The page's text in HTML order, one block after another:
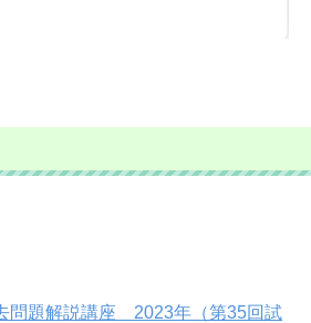
問題解説講座 2023年（第35回試